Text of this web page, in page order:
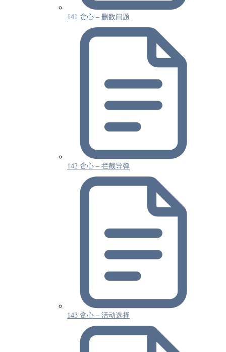
141 贪心 – 删数问题
142 贪心 – 拦截导弹
143 贪心 – 活动选择